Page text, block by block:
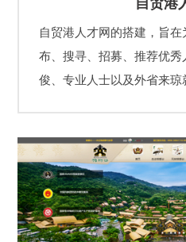
自贸港
自贸港人才网的搭建，旨
布、搜寻、招募、推荐优
俊、专业人士以及外省来